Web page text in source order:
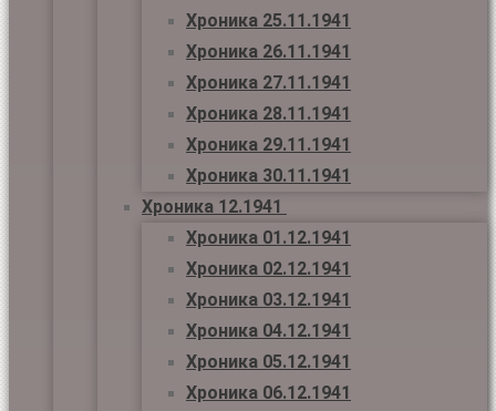
Хроника 25.11.1941
Хроника 26.11.1941
Хроника 27.11.1941
Хроника 28.11.1941
Хроника 29.11.1941
Хроника 30.11.1941
Хроника 12.1941
Хроника 01.12.1941
Хроника 02.12.1941
Хроника 03.12.1941
Хроника 04.12.1941
Хроника 05.12.1941
Хроника 06.12.1941